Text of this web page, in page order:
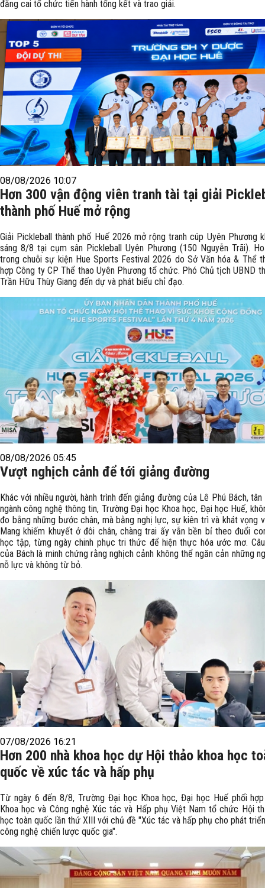
đăng cai tổ chức tiến hành tổng kết và trao giải.
08/08/2026 10:07
Hơn 300 vận động viên tranh tài tại giải
thành phố Huế mở rộng
Giải Pickleball thành phố Huế 2026 mở rộng tranh cúp Uyên Phương
sáng 8/8 tại cụm sân Pickleball Uyên Phương (150 Nguyễn Trãi).
trong chuỗi sự kiện Hue Sports Festival 2026 do Sở Văn hóa & Thể
hợp Công ty CP Thể thao Uyên Phương tổ chức. Phó Chủ tịch UBND
Trần Hữu Thùy Giang đến dự và phát biểu chỉ đạo.
08/08/2026 05:45
Vượt nghịch cảnh để tới giảng đường
Khác với nhiều người, hành trình đến giảng đường của Lê Phú Bách, tân
ngành công nghệ thông tin, Trường Đại học Khoa học, Đại học Huế,
đo bằng những bước chân, mà bằng nghị lực, sự kiên trì và khát vọng
Mang khiếm khuyết ở đôi chân, chàng trai ấy vẫn bền bỉ theo đuổi
học tập, từng ngày chinh phục tri thức để hiện thực hóa ước mơ.
của Bách là minh chứng rằng nghịch cảnh không thể ngăn cản những
nỗ lực và không từ bỏ.
07/08/2026 16:21
Hơn 200 nhà khoa học dự Hội thảo khoa học
quốc về xúc tác và hấp phụ
Từ ngày 6 đến 8/8, Trường Đại học Khoa học, Đại học Huế phối
Khoa học và Công nghệ Xúc tác và Hấp phụ Việt Nam tổ chức Hội
học toàn quốc lần thứ XIII với chủ đề "Xúc tác và hấp phụ cho phát
công nghệ chiến lược quốc gia".